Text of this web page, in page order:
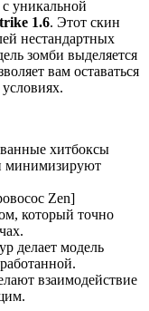
уникальной
1.6. Этот скин
нестандартных
зомби выделяется
вам оставаться
хитбоксы
минимизируют
Zen]
который точно
делает модель
взаимодействие